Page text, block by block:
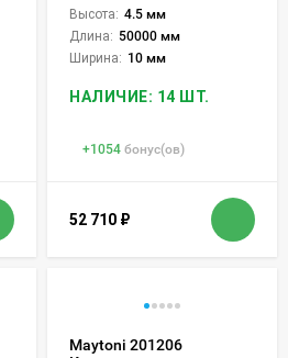
Высота: 4.5 мм
Длина: 50000 мм
Ширина: 10 мм
НАЛИЧИЕ: 14 ШТ.
+1054 бонус(ов)
52 710 ₽
Maytoni 201206